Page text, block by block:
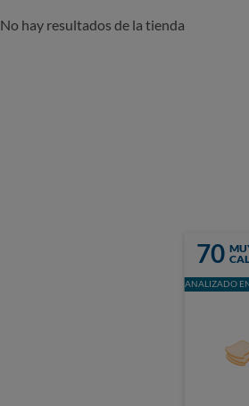
No hay resultados de la tienda
70
ANALIZADO